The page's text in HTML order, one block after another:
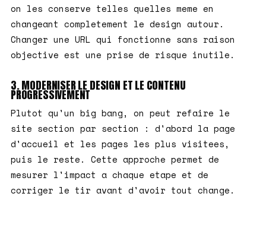
on les conserve telles quelles meme en
changeant completement le design autour.
Changer une URL qui fonctionne sans raison
objective est une prise de risque inutile.
3. MODERNISER LE DESIGN ET LE CONTENU
PROGRESSIVEMENT
Plutot qu'un big bang, on peut refaire le
site section par section : d'abord la page
d'accueil et les pages les plus visitees,
puis le reste. Cette approche permet de
mesurer l'impact a chaque etape et de
corriger le tir avant d'avoir tout change.